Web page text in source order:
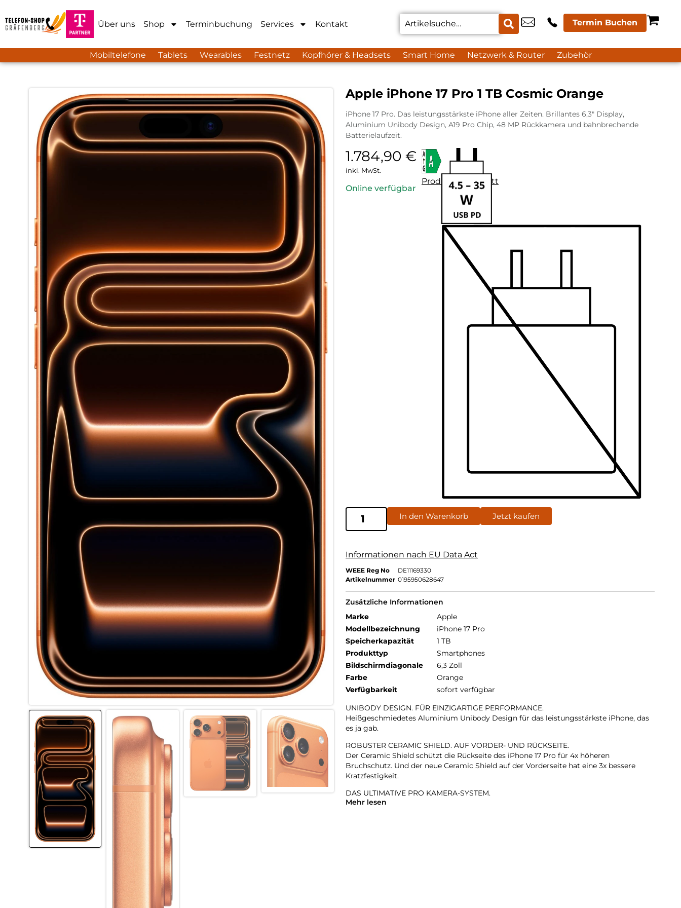
Über uns Shop Terminbuchung Services Kontakt Termin Buchen
Mobiltelefone Tablets Wearables Festnetz Kopfhörer & Headsets Smart Home Netzwerk & Router Zubehör
Apple iPhone 17 Pro 1 TB Cosmic Orange
iPhone 17 Pro. Das leistungsstärkste iPhone aller Zeiten. Brillantes 6,3″ Display,
Aluminium Unibody Design, A19 Pro Chip, 48 MP Rückkamera und bahnbrechende
Batterielaufzeit.
1.784,90 €
inkl. MwSt.
Online verfügbar
Produktdatenblatt
In den Warenkorb Jetzt kaufen
Informationen nach EU Data Act
WEEE Reg No
DE11169330
Artikelnummer 0195950628647
Zusätzliche Informationen
Marke
Apple
Modellbezeichnung
iPhone 17 Pro
Speicherkapazität
1 TB
Produkttyp
Smartphones
Bildschirmdiagonale
6,3 Zoll
Farbe
Orange
Verfügbarkeit
sofort verfügbar
UNIBODY DESIGN. FÜR EINZIGARTIGE PERFORMANCE.
Heißgeschmiedetes Aluminium Unibody Design für das leistungsstärkste iPhone, das
es ja gab.
ROBUSTER CERAMIC SHIELD. AUF VORDER- UND RÜCKSEITE.
Der Ceramic Shield schützt die Rückseite des iPhone 17 Pro für 4x höheren
Bruchschutz. Und der neue Ceramic Shield auf der Vorderseite hat eine 3x bessere
Kratzfestigkeit.
DAS ULTIMATIVE PRO KAMERA-SYSTEM.
Mit 48 MP Rückkameras und 8x Zoom in optischer Qualität – dem größten
Mehr lesen